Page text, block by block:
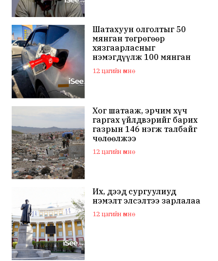
Шатахуун олголтыг 50
мянган төгрөгөөр
хязгаарласныг
нэмэгдүүлж 100 мянган
төгрөгт хүргэхээр судалж
байна
12 цагийн өмнө
Хог шатааж, эрчим хүч
гаргах үйлдвэрийг барих
газрын 146 нэгж талбайг
чөлөөлжээ
12 цагийн өмнө
Их, дээд сургуулиуд
нэмэлт элсэлтээ зарлалаа
12 цагийн өмнө